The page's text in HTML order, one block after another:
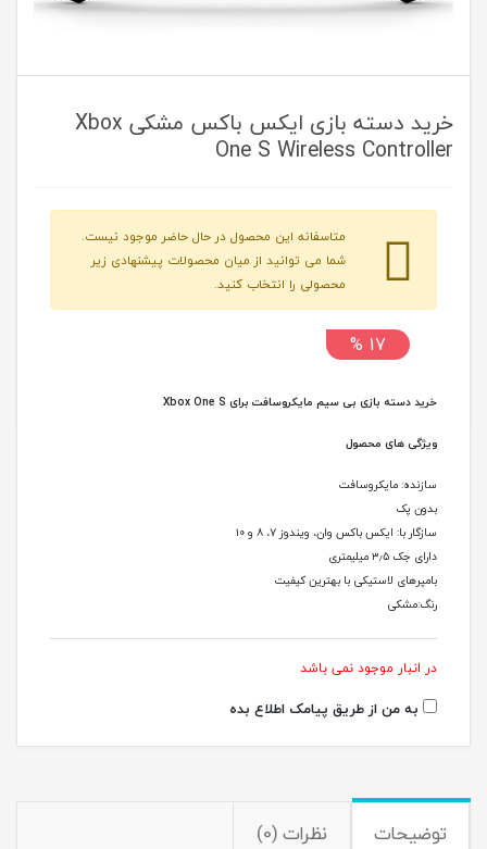
خرید دسته بازی ایکس باکس مشکی Xbox
One S Wireless Controller
متاسفانه این محصول در حال حاضر موجود نیست.
شما می توانید از میان محصولات پیشنهادی زیر
محصولی را انتخاب کنید.
17 %
خرید دسته بازی بی سيم مايکروسافت برای Xbox One S
ویژگی های محصول
سازنده: مایکروسافت
بدون پک
سازگار با: ایکس باکس وان، ویندوز ۷، ۸ و ۱۰
دارای جک ۳٫۵ میلیمتری
بامپرهای لاستیکی با بهترین کیفیت
رنگ:مشکی
در انبار موجود نمی باشد
به من از طریق پیامک اطلاع بده
توضیحات نظرات (0)